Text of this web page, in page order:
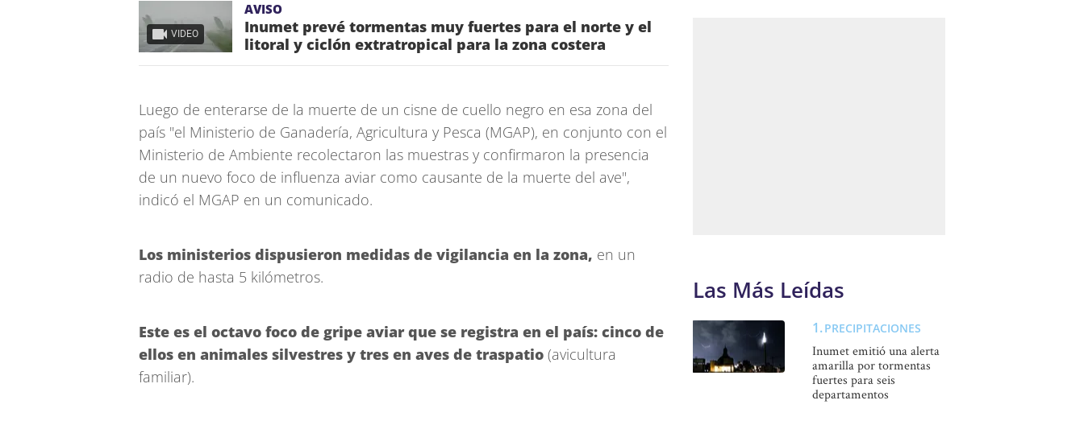
VIDEO
AVISO
Inumet prevé tormentas muy fuertes para el norte y el
litoral y ciclón extratropical para la zona costera
Luego de enterarse de la muerte de un cisne de cuello negro en esa zona del
país "el Ministerio de Ganadería, Agricultura y Pesca (MGAP), en conjunto con el
Ministerio de Ambiente recolectaron las muestras y confirmaron la presencia
de un nuevo foco de influenza aviar como causante de la muerte del ave",
indicó el MGAP en un comunicado.
Los ministerios dispusieron medidas de vigilancia en la zona, en un
radio de hasta 5 kilómetros.
Este es el octavo foco de gripe aviar que se registra en el país: cinco de
ellos en animales silvestres y tres en aves de traspatio (avicultura
familiar).
Las Más Leídas
PRECIPITACIONES
Inumet emitió una alerta
amarilla por tormentas
fuertes para seis
departamentos